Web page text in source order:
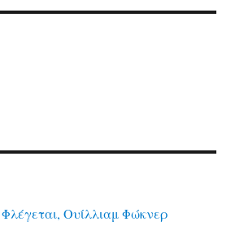
Ουίλλιαμ Φώκνερ